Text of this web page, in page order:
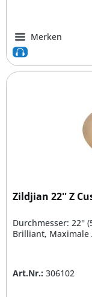
Merken
Zildjian 22'' Z
Durchmesser: 22''
Brilliant, Maximale
Art.Nr.: 306102